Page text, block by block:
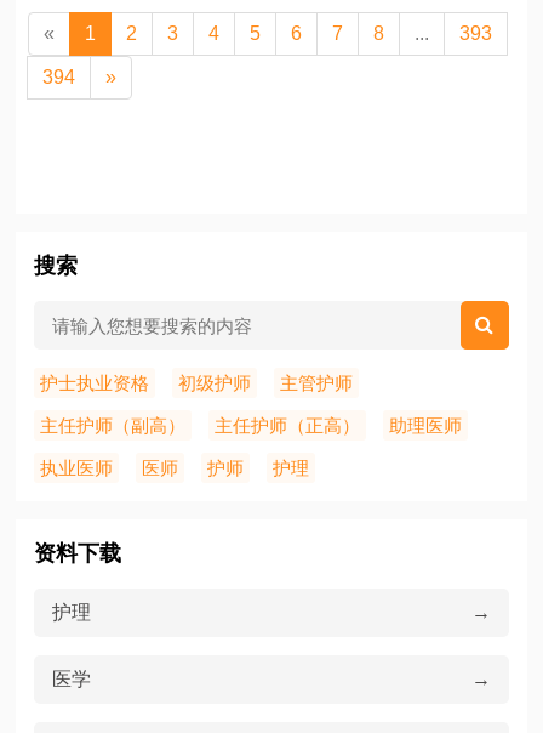
« 1 2 3 4 5 6 7 8 ... 393
394 »
搜索
护士执业资格 初级护师 主管护师
主任护师（副高） 主任护师（正高） 助理医师
执业医师 医师 护师 护理
资料下载
→
护理
→
医学